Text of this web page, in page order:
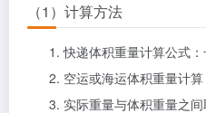
（1）计算方法
快递体积重量计算公式
空运或海运体积重量计
实际重量与体积重量之